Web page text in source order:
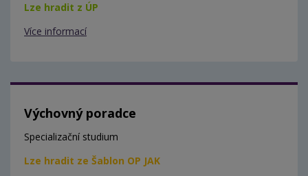
Lze hradit z ÚP
Více informací
Výchovný poradce
Specializační studium
Lze hradit ze Šablon OP JAK